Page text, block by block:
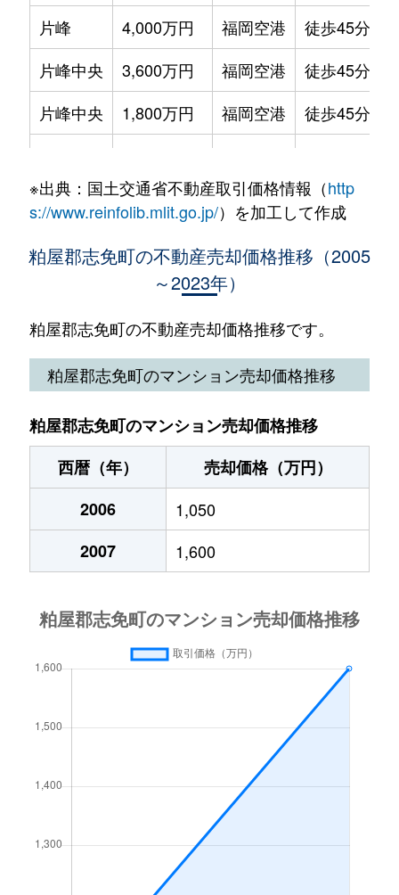
大字吉原
460万円 福岡空港 徒歩1時間
片峰 4,000万円 福岡空港
徒歩45分
片峰中央
3,600万円 福岡空港
徒歩45分
片峰中央
1,800万円 福岡空港
徒歩45分
桜丘
1,900万円 福岡空港
徒歩1時間
3,700万円 福岡空港
桜丘
2,100万円 福岡空港
徒歩1時間
桜丘
950万円 福岡空港
徒歩1時間
須恵
徒歩26分
志免
3,000万円 福岡空港
徒歩1時間
志免中央
志免中央
2,300万円 福岡空港
徒歩45分
田富
1,300万円 福岡空港
徒歩1時間
徒歩1時間
福岡空港
別府
福岡空港
別府北
34,000万円
9,000万円
※出典：国土交通省不動産取引価格情報（http
s://www.reinfolib.mlit.go.jp/）を加工して作成
粕屋郡志免町の不動産売却価格推移（2005
～2023年）
粕屋郡志免町の不動産売却価格推移です。
粕屋郡志免町のマンション売却価格推移
粕屋郡志免町のマンション売却価格推移
西暦（年）
売却価格（万円）
2006
1,050
2007
1,600